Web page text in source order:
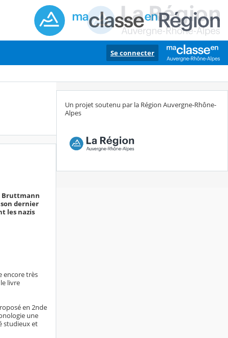
Se connecter
Bruttmann
dernier
les nazis
encore très
livre
en 2nde
une
studieux et
Un projet soutenu par la Région Auvergne-Rhône-
Alpes